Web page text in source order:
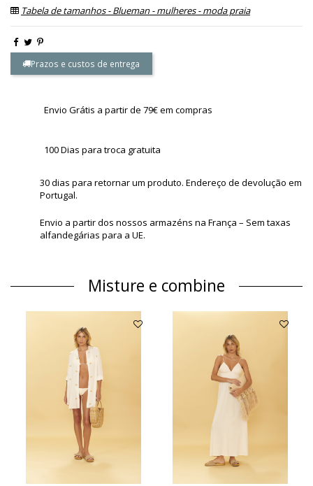
Tabela de tamanhos - Blueman - mulheres - moda praia
Prazos e custos de entrega
Envio Grátis a partir de 79€ em compras
100 Dias para troca gratuita
30 dias para retornar um produto. Endereço de devolução em
Portugal.
Envio a partir dos nossos armazéns na França – Sem taxas
alfandegárias para a UE.
Misture e combine